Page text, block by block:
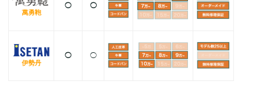
萬勇鞄
◯ ◯
伊勢丹
◯ ◯